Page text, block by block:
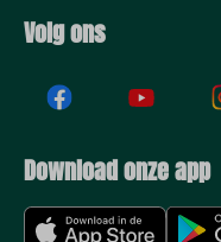
Volg ons
Download onze app